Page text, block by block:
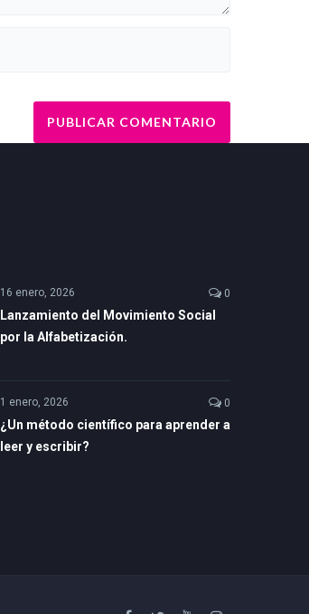
16 enero, 2026 0
Lanzamiento del Movimiento Social
por la Alfabetización.
1 enero, 2026 0
¿Un método científico para aprender a
leer y escribir?